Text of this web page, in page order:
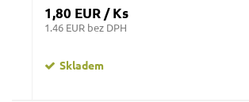
1,80 EUR / Ks
1.46 EUR bez DPH
Skladem